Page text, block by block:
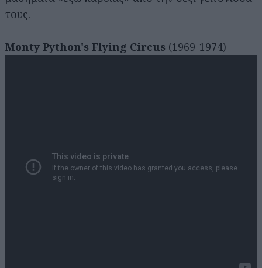
τους.
Monty Python's Flying Circus (1969-1974)